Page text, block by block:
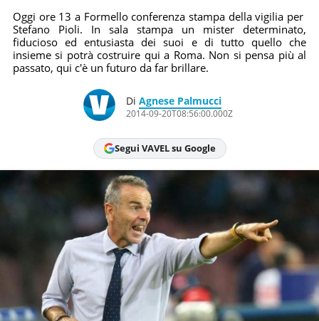
Argentina
Colombia
Brasile
Oggi ore 13 a Formello conferenza stampa della vigilia per
Stefano Pioli. In sala stampa un mister determinato,
fiducioso ed entusiasta dei suoi e di tutto quello che
insieme si potrà costruire qui a Roma. Non si pensa più al
passato, qui c'è un futuro da far brillare.
Di Agnese Palmucci
2014-09-20T08:56:00.000Z
Segui VAVEL su Google